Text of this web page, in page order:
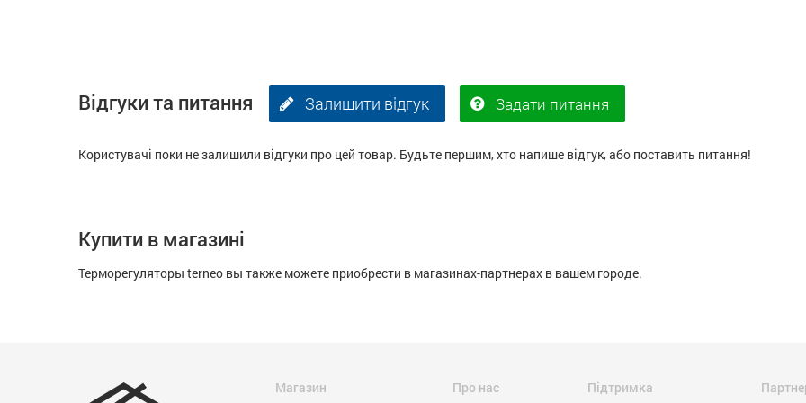
Відгуки та питання Залишити відгук Задати питання
Користувачі поки не залишили відгуки про цей товар. Будьте першим, хто напише відгук, або поставить питання!
Купити в магазині
Терморегуляторы terneo вы также можете приобрести в магазинах-партнерах в вашем городе.
Магазин Про нас Підтримка